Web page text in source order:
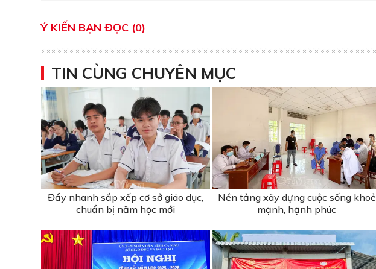
Ý KIẾN BẠN ĐỌC (0)
TIN CÙNG CHUYÊN MỤC
Đẩy nhanh sắp xếp cơ sở giáo dục,
chuẩn bị năm học mới
Nền tảng xây dựng cuộc sống khoẻ
mạnh, hạnh phúc